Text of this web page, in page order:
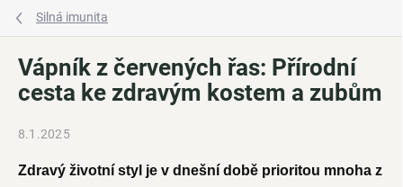
Silná imunita
Vápník z červených řas: Přírodní
cesta ke zdravým kostem a zubům
8.1.2025
Zdravý životní styl je v dnešní době prioritou mnoha z